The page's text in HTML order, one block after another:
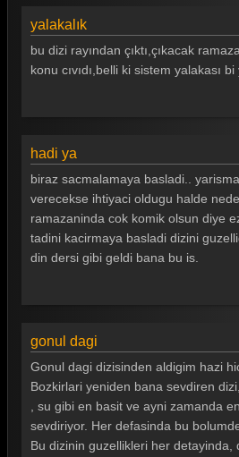
yalakalık
bu dizi rayından çıktı,çıkacak
konu cıvıdı,belli ki sistem yalakası bi
hadi ya
biraz sacmalamaya basladi..
verecekse ihtiyaci oldugu halde
ramazaninda cok komik olsun diye
tadini kacirmaya basladi dizini
din dersi gibi geldi bana bu is.
gonul dagi
Gonul dagi dizisinden aldigim hazi
Bozkirlari yeniden bana sevdiren
, su gibi en basit ve ayni zamanda
sevdiriyor. Her defasinda bu
Bu dizinin guzellikleri her detayinda,